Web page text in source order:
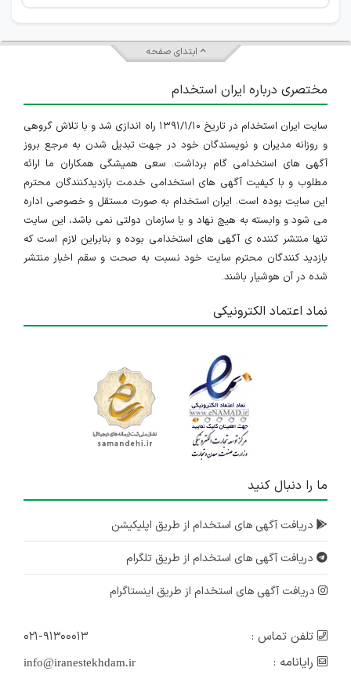
ابتدای صفحه
مختصری درباره ایران استخدام
سایت ایران استخدام در تاریخ ۱۳۹۱/۱/۱۰ راه اندازی شد و با تلاش گروهی
و روزانه مدیران و نویسندگان خود در جهت تبدیل شدن به مرجع بروز
آگهی های استخدامی گام برداشت. سعی همیشگی همکاران ما ارائه
مطلوب و با کیفیت آگهی های استخدامی خدمت بازدیدکنندگان محترم
این سایت بوده است. ایران استخدام به صورت مستقل و خصوصی اداره
می شود و وابسته به هیچ نهاد و یا سازمان دولتی نمی باشد، این سایت
تنها منتشر کننده ی آگهی های استخدامی بوده و بنابراین لازم است که
بازدید کنندگان محترم سایت خود نسبت به صحت و سقم اخبار منتشر
شده در آن هوشیار باشند.
نماد اعتماد الکترونیکی
ما را دنبال کنید
دریافت آگهی های استخدام از طریق اپلیکیشن
دریافت آگهی های استخدام از طریق تلگرام
دریافت آگهی های استخدام از طریق اینستاگرام
تلفن تماس :
۰۲۱-۹۱۳۰۰۰۱۳
رایانامه :
info@iranestekhdam.ir